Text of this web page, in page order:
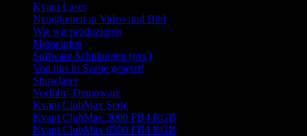
Kvant Laser
Neuigkeiten in Video und Bild
Wie wir produzieren
Messeinfos
Software Schulungen (ext.)
Von uns in Szene gesetzt!
Showlaser
Vorführ- Demoware
Kvant ClubMax Serie
Kvant ClubMax 3000 FB4 RGB
Kvant ClubMax 6500 FB4 RGB